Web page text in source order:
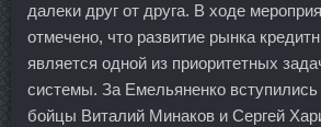
далеки друг от друга. В ходе
отмечено, что развитие рынка
является одной из приоритетных
системы. За Емельяненко
бойцы Виталий Минаков и Сергей